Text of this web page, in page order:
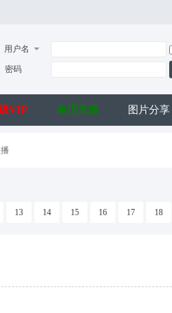
用户名
密码
VIP 金币充值 图片分享
13 14 15 16 17 18